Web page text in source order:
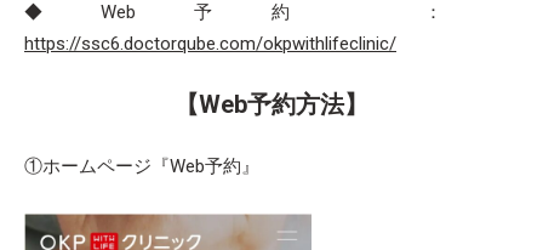
◆Web予約 ：
https://ssc6.doctorqube.com/okpwithlifeclinic/
【Web予約方法】
①ホームページ『Web予約』